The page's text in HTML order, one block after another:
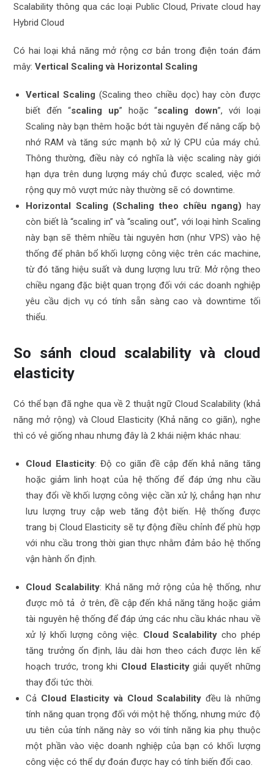
Scalability thông qua các loại Public Cloud, Private cloud hay
Hybrid Cloud
Có hai loại khả năng mở rộng cơ bản trong điện toán đám
mây:VerticalScaling và HorizontalScaling
Vertical Scaling (Scaling theo chiều dọc) hay còn được
biết đến “scaling up” hoặc “scaling down”, với loại
Scaling này bạn thêm hoặc bớt tài nguyên để nâng cấp bộ
nhớ RAM và tăng sức mạnh bộ xử lý CPU của máy chủ.
Thông thường, điều này có nghĩa là việc scaling này giới
hạn dựa trên dung lượng máy chủ được scaled, việc mở
rộng quy mô vượt mức này thường sẽ có downtime.
Horizontal Scaling (Schaling theo chiều ngang) hay
còn biết là “scaling in” và “scaling out”, với loại hình Scaling
này bạn sẽ thêm nhiều tài nguyên hơn (như VPS) vào hệ
thống để phân bổ khối lượng công việc trên các machine,
từ đó tăng hiệu suất và dung lượng lưu trữ. Mở rộng theo
chiều ngang đặc biệt quan trọng đối với các doanh nghiệp
yêu cầu dịch vụ có tính sẵn sàng cao và downtime tối
thiểu.
So sánh cloud scalability và cloud
elasticity
Có thể bạn đã nghe qua về 2 thuật ngữ Cloud Scalability (khả
năng mở rộng) và Cloud Elasticity (Khả năng co giãn), nghe
thì có vẻ giống nhau nhưng đây là 2 khái niệm khác nhau:
Cloud Elasticity: Độ co giãn đề cập đến khả năng tăng
hoặc giảm linh hoạt của hệ thống để đáp ứng nhu cầu
thay đổi về khối lượng công việc cần xử lý, chẳng hạn như
lưu lượng truy cập web tăng đột biến. Hệ thống được
trang bị Cloud Elasticity sẽ tự động điều chỉnh để phù hợp
với nhu cầu trong thời gian thực nhằm đảm bảo hệ thống
vận hành ổn định.
Cloud Scalability: Khả năng mở rộng của hệ thống, như
được mô tả ở trên, đề cập đến khả năng tăng hoặc giảm
tài nguyên hệ thống để đáp ứng các nhu cầu khác nhau về
xử lý khối lượng công việc. Cloud Scalability cho phép
tăng trưởng ổn định, lâu dài hơn theo cách được lên kế
hoạch trước, trong khi Cloud Elasticitygiải quyết những
thay đổi tức thời.
Cả Cloud Elasticity và Cloud Scalability đều là những
tính năng quan trọng đối với một hệ thống, nhưng mức độ
ưu tiên của tính năng này so với tính năng kia phụ thuộc
một phần vào việc doanh nghiệp của bạn có khối lượng
công việc có thể dự đoán được hay có tính biến đổi cao.